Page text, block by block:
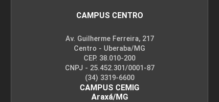
CAMPUS CENTRO
Av. Guilherme Ferreira, 217
Centro - Uberaba/MG
CEP. 38.010-200
CNPJ - 25.452.301/0001-87
(34) 3319-6600
CAMPUS CEMIG
Araxá/MG